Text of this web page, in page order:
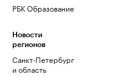
РБК Образование
Новости
регионов
Санкт-Петербург
и область